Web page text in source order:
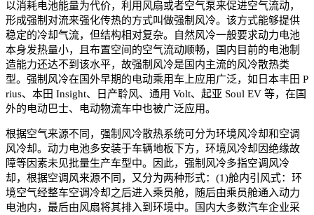
以消耗电池能量为代价，利用风扇或者空气泵来促进空气流动，
形成强制对流来强化传热的方式叫做强制风冷。该方式能够提供
稳定的冷却气流，但结构相对复杂。自然风冷一般要求动力电池
本身发热量小，且布置空间的空气流动顺畅，国内目前的电池制
造能力还达不到该水平，故强制风冷是国内主流的风冷散热类
型。强制风冷在国外早期的电动乘用车上应用广泛，如日本丰田 P
rius、本田 Insight、日产聆风、通用 Volt、起亚 Soul EV 等，在国
外的电动巴士、电动物流车中也被广泛应用。
根据空气来源不同，强制风冷散热系统可分为环境风冷却和空调
风冷却。动力电池多安装于车辆地板下方，环境风冷却因绝缘故
障等因素未见批量生产车型中。因此，强制风冷多指空调风冷
却，根据空调风来源不同，又分为两种形式：(1)舱内引风式：环
境空气经整车空调冷却之后进入乘员舱，随后由乘员舱通入动力
电池内，最后由风扇将其排入到环境中。国内大多数汽车企业采